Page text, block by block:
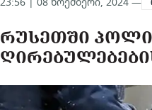
ᲠᲣᲡᲔᲗᲨᲘ